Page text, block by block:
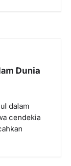
Dunia
dalam
cendekia